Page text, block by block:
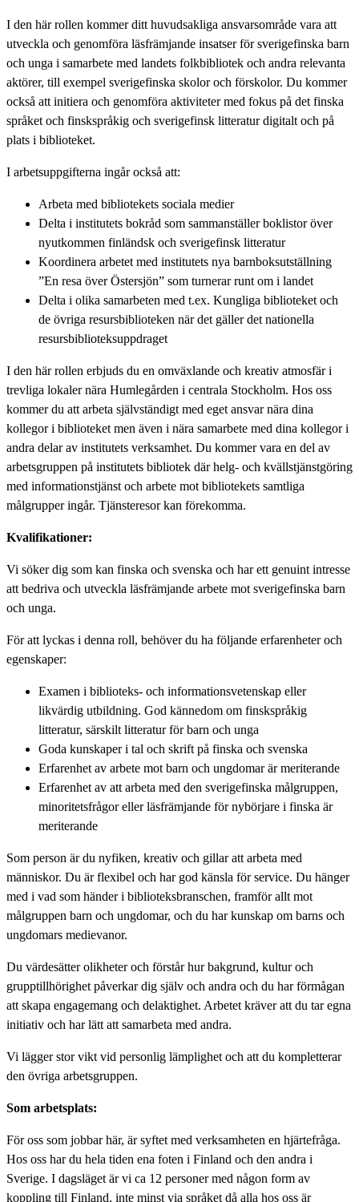
I den här rollen kommer ditt huvudsakliga ansvarsområde vara att
utveckla och genomföra läsfrämjande insatser för sverigefinska barn
och unga i samarbete med landets folkbibliotek och andra relevanta
aktörer, till exempel sverigefinska skolor och förskolor. Du kommer
också att initiera och genomföra aktiviteter med fokus på det finska
språket och finskspråkig och sverigefinsk litteratur digitalt och på
plats i biblioteket.
I arbetsuppgifterna ingår också att:
Arbeta med bibliotekets sociala medier
Delta i institutets bokråd som sammanställer boklistor över
nyutkommen finländsk och sverigefinsk litteratur
Koordinera arbetet med institutets nya barnboksutställning
”En resa över Östersjön” som turnerar runt om i landet
Delta i olika samarbeten med t.ex. Kungliga biblioteket och
de övriga resursbiblioteken när det gäller det nationella
resursbiblioteksuppdraget
I den här rollen erbjuds du en omväxlande och kreativ atmosfär i
trevliga lokaler nära Humlegården i centrala Stockholm. Hos oss
kommer du att arbeta självständigt med eget ansvar nära dina
kollegor i biblioteket men även i nära samarbete med dina kollegor i
andra delar av institutets verksamhet. Du kommer vara en del av
arbetsgruppen på institutets bibliotek där helg- och kvällstjänstgöring
med informationstjänst och arbete mot bibliotekets samtliga
målgrupper ingår. Tjänsteresor kan förekomma.
Kvalifikationer:
Vi söker dig som kan finska och svenska och har ett genuint intresse
att bedriva och utveckla läsfrämjande arbete mot sverigefinska barn
och unga.
För att lyckas i denna roll, behöver du ha följande erfarenheter och
egenskaper:
Examen i biblioteks- och informationsvetenskap eller
likvärdig utbildning. God kännedom om finskspråkig
litteratur, särskilt litteratur för barn och unga
Goda kunskaper i tal och skrift på finska och svenska
Erfarenhet av arbete mot barn och ungdomar är meriterande
Erfarenhet av att arbeta med den sverigefinska målgruppen,
minoritetsfrågor eller läsfrämjande för nybörjare i finska är
meriterande
Som person är du nyfiken, kreativ och gillar att arbeta med
människor. Du är flexibel och har god känsla för service. Du hänger
med i vad som händer i biblioteksbranschen, framför allt mot
målgruppen barn och ungdomar, och du har kunskap om barns och
ungdomars medievanor.
Du värdesätter olikheter och förstår hur bakgrund, kultur och
grupptillhörighet påverkar dig själv och andra och du har förmågan
att skapa engagemang och delaktighet. Arbetet kräver att du tar egna
initiativ och har lätt att samarbeta med andra.
Vi lägger stor vikt vid personlig lämplighet och att du kompletterar
den övriga arbetsgruppen.
Som arbetsplats:
För oss som jobbar här, är syftet med verksamheten en hjärtefråga.
Hos oss har du hela tiden ena foten i Finland och den andra i
Sverige. I dagsläget är vi ca 12 personer med någon form av
koppling till Finland, inte minst via språket då alla hos oss är